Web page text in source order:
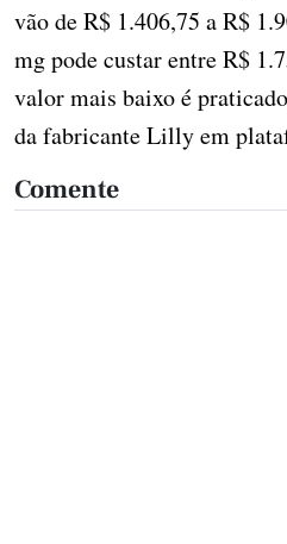
vão de R$ 1.406,75 a R$
mg pode custar entre R$
valor mais baixo é
da fabricante Lilly em
Comente